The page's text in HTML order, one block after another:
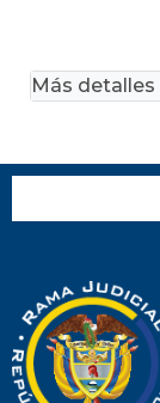
Más detalles